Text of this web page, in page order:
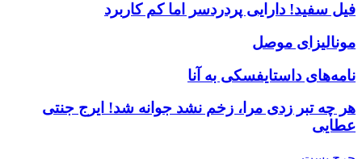
فیل سفید! دارایی پردردسر اما کم کاربرد
مونالیزای موصل
نامه‌های داستایفسکی به آنا
هر چه تبر زدی مرا، زخم نشد جوانه شد! ایرج جنتی
عطایی